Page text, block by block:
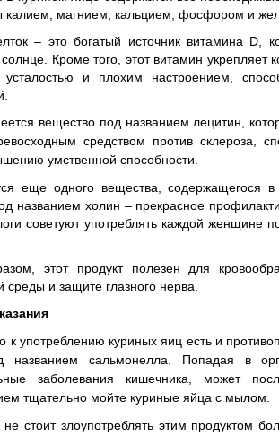
калием, магнием, кальцием, фосфором и
– это богатый источник витамина D,
Кроме того, этот витамин укрепляет
и плохим настроением,
вещество под названием лецитин,
средством против склероза,
умственной способности.
еще одного вещества, содержащегося
названием холин – прекрасное
советуют употреблять каждой женщине
этот продукт полезен для
и защите глазного нерва.
к употреблению куриных яиц есть и
названием сальмонелла. Попадая в
заболевания кишечника, может
тщательно мойте куриные яйца с мылом.
стоит злоупотреблять этим продуктом